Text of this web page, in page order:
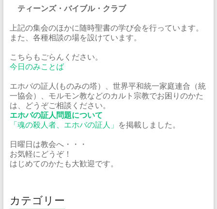
ティーンズ・バイブル・クラブ
上記の集会のほかに随時聖書の学び会を行っています。
また、各種相談の場を設けています。
こちらもごらんください。
今日のみことば
エホバの証人(ものみの塔）、世界平和統一家庭連合（統
一協会）、モルモン教などのカルト宗教でお困りのかた
は、どうぞご相談ください。
エホバの証人問題について
「魂の殺人者、エホバの証人」 を掲載しました。
日曜日は教会へ・・・
お気軽にどうぞ！
はじめてのかたも大歓迎です。
カテゴリー